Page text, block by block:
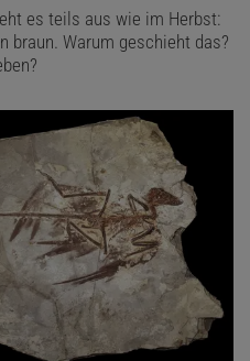
es teils aus wie im Herbst:
braun. Warum geschieht das?